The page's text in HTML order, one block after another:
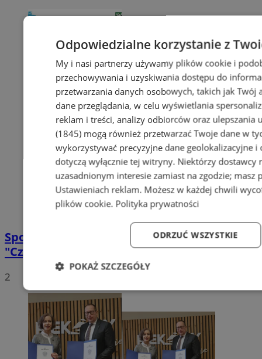
Spotkanie z mieszkańcami – Program
"Czyste Powietrze"
2
Odpowiedzialne korzystanie z
My i nasi partnerzy używamy plików cookie i
przechowywania i uzyskiwania dostępu do
przetwarzania danych osobowych, takich jak
dane przeglądania, w celu wyświetlania
reklam i treści, analizy odbiorców oraz ulepszania
(1845)mogą również przetwarzać Twoje dane w
wykorzystywać precyzyjne dane geolokalizacyjne
dotyczą wyłącznie tej witryny. Niektórzy dostawcy
uzasadnionym interesie zamiast na zgodzie; masz
Ustawieniach reklam. Możesz w każdej chwili
plików cookie. Polityka prywatności
ODRZUĆ WSZYSTKIE
POKAŻ SZCZEGÓŁY
Niezbędne Wydajność Targetowanie